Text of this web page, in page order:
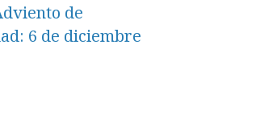
de
6 de diciembre